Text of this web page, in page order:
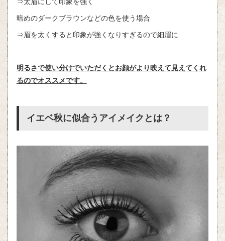
⇒太眉にして印象を強く
暗めのダークブラウンなどの色を使う場合
⇒眉を太くすると印象が強くなりすぎるので細眉に
明るさで使い分けでいただくとお顔がより映えて見えてくれ
るのでオススメです。
イエベ秋に似合うアイメイクとは？